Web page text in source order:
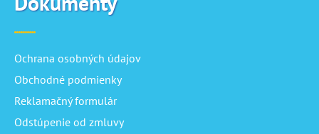
Ochrana osobných údajov
Obchodné podmienky
Reklamačný formulár
Odstúpenie od zmluvy